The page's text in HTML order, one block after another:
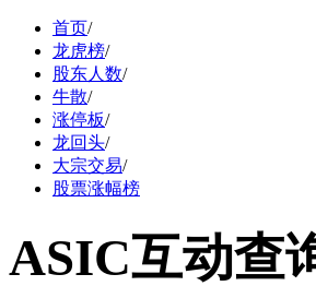
首页/
龙虎榜/
股东人数/
牛散/
涨停板/
龙回头/
大宗交易/
股票涨幅榜
ASIC互动查